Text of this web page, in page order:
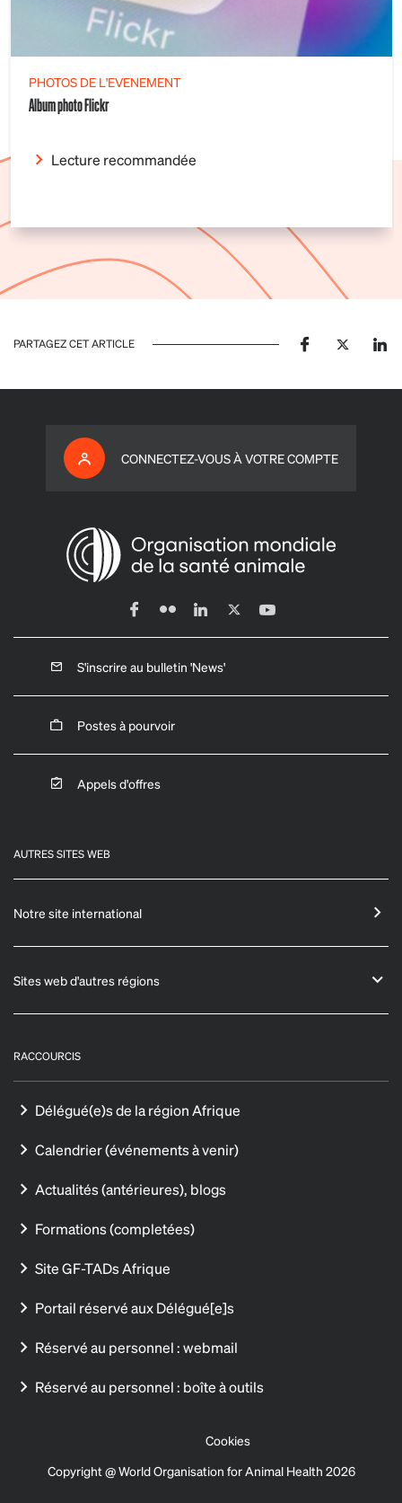
PHOTOS DE L'EVENEMENT
Album photo Flickr
Lecture recommandée
PARTAGEZ CET ARTICLE
CONNECTEZ-VOUS À VOTRE COMPTE
S'inscrire au bulletin 'News'
Postes à pourvoir
Appels d'offres
AUTRES SITES WEB
Notre site international
Sites web d'autres régions
RACCOURCIS
Délégué(e)s de la région Afrique
Calendrier (événements à venir)
Actualités (antérieures), blogs
Formations (completées)
Site GF-TADs Afrique
Portail réservé aux Délégué[e]s
Réservé au personnel : webmail
Réservé au personnel : boîte à outils
Cookies
Copyright @ World Organisation for Animal Health 2026